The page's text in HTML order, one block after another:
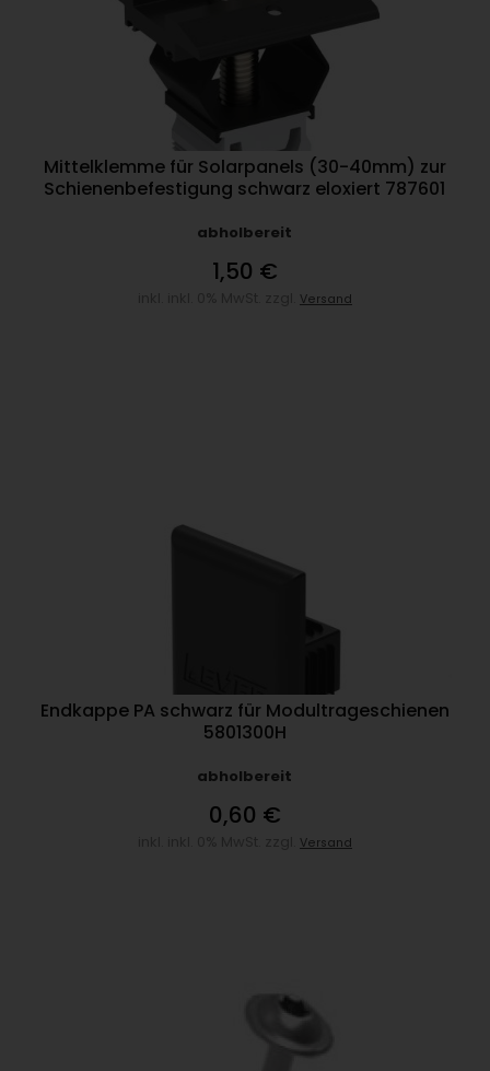
Mittelklemme für Solarpanels (30-40mm) zur
Schienenbefestigung schwarz eloxiert 787601
abholbereit
1,50 €
Versand
Endkappe PA schwarz für Modultrageschienen
5801300H
abholbereit
0,60 €
Versand